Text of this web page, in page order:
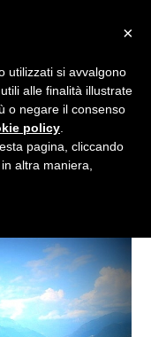
×
utilizzati si avvalgono
alle finalità illustrate
o negare il consenso
policy
pagina, cliccando
altra maniera,